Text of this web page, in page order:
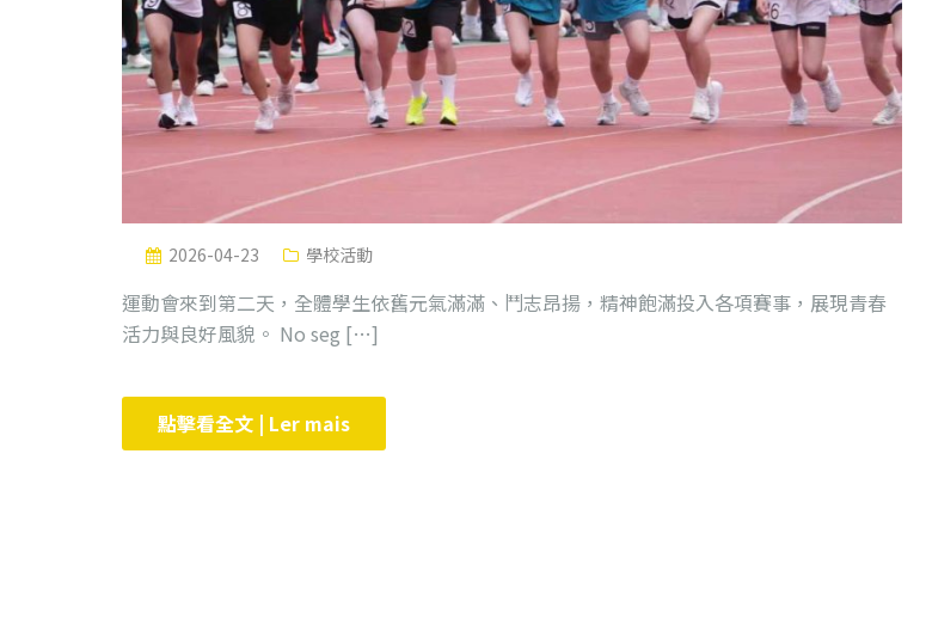
2026-04-23 學校活動
運動會來到第二天，全體學生依舊元氣滿滿、鬥志昂揚，精神飽滿投入各項賽事，展現青春
活力與良好風貌。 No seg […]
點擊看全文 | Ler mais